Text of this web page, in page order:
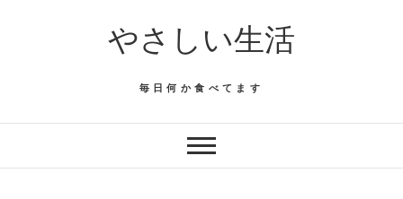
やさしい生活
毎日何か食べてます